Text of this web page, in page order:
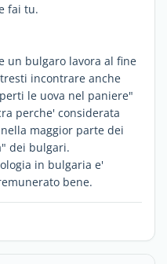
fai tu.
un bulgaro lavora al fine
incontrare anche
le uova nel paniere"
perche' considerata
maggior parte dei
dei bulgari.
in bulgaria e'
bene.